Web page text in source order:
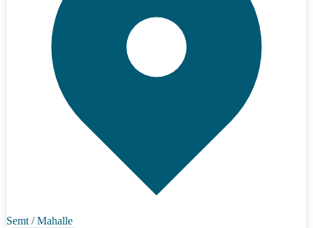
Semt / Mahalle